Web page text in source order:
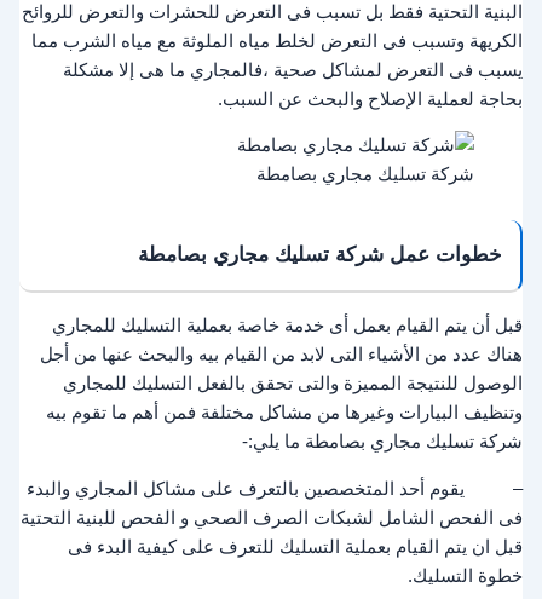
البنية التحتية فقط بل تسبب فى التعرض للحشرات والتعرض للروائح
الكريهة وتسبب فى التعرض لخلط مياه الملوثة مع مياه الشرب مما
يسبب فى التعرض لمشاكل صحية ،فالمجاري ما هى إلا مشكلة
بحاجة لعملية الإصلاح والبحث عن السبب.
شركة تسليك مجاري بصامطة
خطوات عمل شركة تسليك مجاري بصامطة
قبل أن يتم القيام بعمل أى خدمة خاصة بعملية التسليك للمجاري
هناك عدد من الأشياء التى لابد من القيام بيه والبحث عنها من أجل
الوصول للنتيجة المميزة والتى تحقق بالفعل التسليك للمجاري
وتنظيف البيارات وغيرها من مشاكل مختلفة فمن أهم ما تقوم بيه
شركة تسليك مجاري بصامطة ما يلي:-
– يقوم أحد المتخصصين بالتعرف على مشاكل المجاري والبدء
فى الفحص الشامل لشبكات الصرف الصحي و الفحص للبنية التحتية
قبل ان يتم القيام بعملية التسليك للتعرف على كيفية البدء فى
خطوة التسليك.